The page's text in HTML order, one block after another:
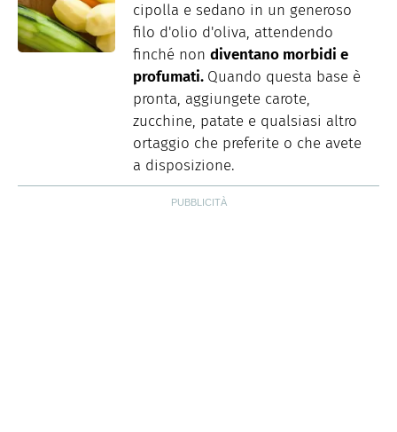
cipolla e sedano in un generoso
filo d'olio d'oliva, attendendo
finché non diventano morbidi e
profumati. Quando questa base è
pronta, aggiungete carote,
zucchine, patate e qualsiasi altro
ortaggio che preferite o che avete
a disposizione.